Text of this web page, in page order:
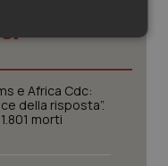
e Africa Cdc:
della risposta”.
morti
Marketing